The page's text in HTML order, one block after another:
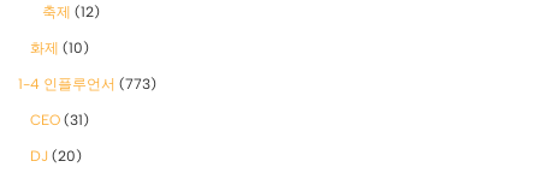
축제 (12)
화제 (10)
1-4 인플루언서 (773)
CEO (31)
DJ (20)